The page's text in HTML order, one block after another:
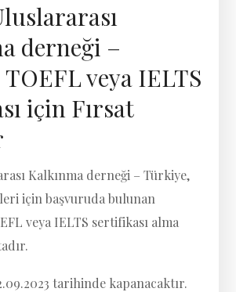
derneği –
veya IELTS
için Fırsat
Kalkınma derneği – Türkiye,
için başvuruda bulunan
veya IELTS sertifikası alma
tarihinde kapanacaktır.